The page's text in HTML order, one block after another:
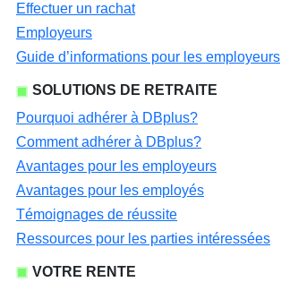
Effectuer un rachat
Employeurs
Guide d’informations pour les employeurs
SOLUTIONS DE RETRAITE
Pourquoi adhérer à DBplus?
Comment adhérer à DBplus?
Avantages pour les employeurs
Avantages pour les employés
Témoignages de réussite
Ressources pour les parties intéressées
VOTRE RENTE